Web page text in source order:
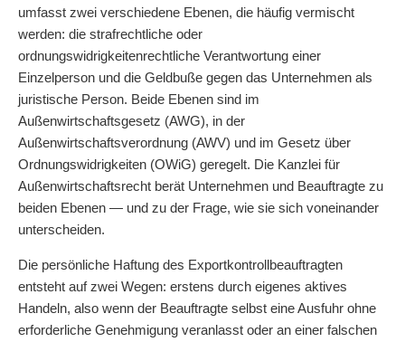
umfasst zwei verschiedene Ebenen, die häufig vermischt
werden: die strafrechtliche oder
ordnungswidrigkeitenrechtliche Verantwortung einer
Einzelperson und die Geldbuße gegen das Unternehmen als
juristische Person. Beide Ebenen sind im
Außenwirtschaftsgesetz (AWG), in der
Außenwirtschaftsverordnung (AWV) und im Gesetz über
Ordnungswidrigkeiten (OWiG) geregelt. Die Kanzlei für
Außenwirtschaftsrecht berät Unternehmen und Beauftragte zu
beiden Ebenen — und zu der Frage, wie sie sich voneinander
unterscheiden.
Die persönliche Haftung des Exportkontrollbeauftragten
entsteht auf zwei Wegen: erstens durch eigenes aktives
Handeln, also wenn der Beauftragte selbst eine Ausfuhr ohne
erforderliche Genehmigung veranlasst oder an einer falschen